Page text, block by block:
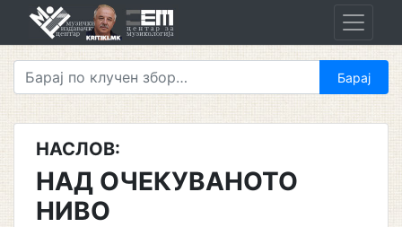
НАСЛОВ:
НАД ОЧЕКУВАНОТО
НИВО